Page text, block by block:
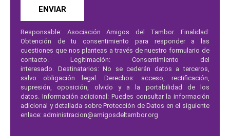
ENVIAR
Responsable: Asociación Amigos del Tambor. Finalidad:
Obtención de tu consentimiento para responder a las
cuestiones que nos planteas a través de nuestro formulario de
contacto. Legitimación: Consentimiento del
interesado. Destinatarios:No se cederán datos a terceros,
salvo obligación legal. Derechos: acceso, rectificación,
supresión, oposición, olvido y a la portabilidad de los
datos. Información adicional: Puedes consultar la información
adicional y detallada sobre Protección de Datos en el siguiente
enlace: administracion@amigosdeltambor.org